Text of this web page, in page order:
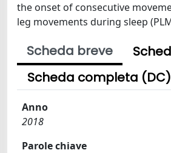
the onset of consecutive
leg movements during sleep
Scheda breve
Scheda completa (DC)
Anno
2018
Parole chiave